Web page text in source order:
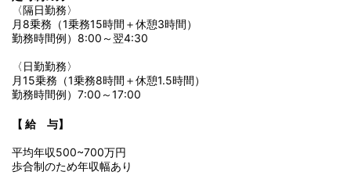
〈隔日勤務〉
月8乗務（1乗務15時間＋休憩3時間）
勤務時間例）8:00～翌4:30
〈日勤勤務〉
月15乗務（1乗務8時間＋休憩1.5時間）
勤務時間例）7:00～17:00
【 給 与】
平均年収500~700万円
歩合制のため年収幅あり